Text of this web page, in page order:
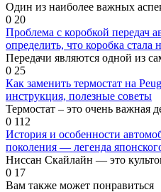
Один из наиболее важных
0 20
Проблема с коробкой передач
определить, что коробка стала
Передачи являются одной из
0 25
Как заменить термостат на
инструкция, полезные советы
Термостат – это очень важная
0 112
История и особенности
поколения — легенда
Ниссан Скайлайн — это
0 17
Вам также может понравиться